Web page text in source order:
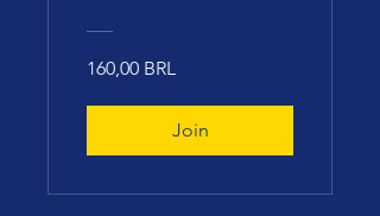
Eterna -
Tecnologias de
Controle e
160,00 BRL
Join